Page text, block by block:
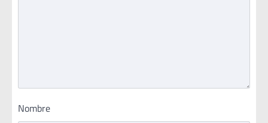
Nombre